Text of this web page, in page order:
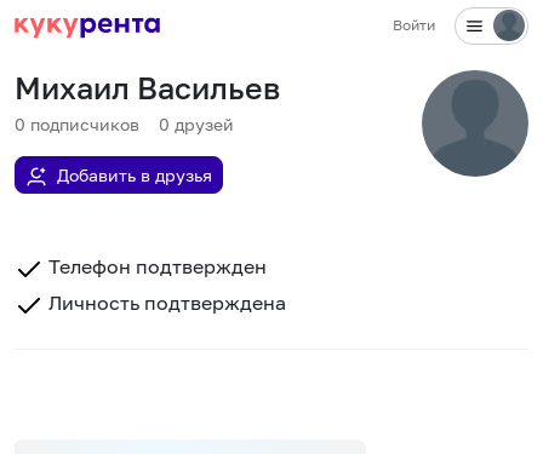
Войти
Михаил Васильев
0 подписчиков 0 друзей
Добавить в друзья
Телефон подтвержден
Личность подтверждена